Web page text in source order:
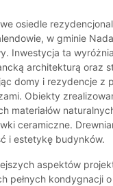
osiedle
w gminie
Inwestycja ta
architekturą oraz
domy i rezydencje z
Obiekty
materiałów
ceramiczne.
i estetykę budynków.
aspektów
pełnych kondygnacji